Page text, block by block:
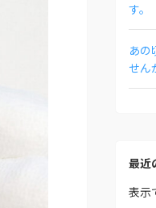
す。
あの
せん
最近
表示